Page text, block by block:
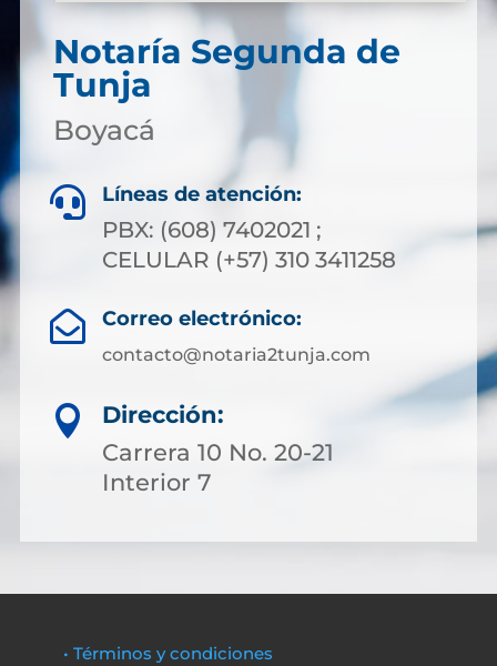
Notaría Segunda de
Tunja
Boyacá
 Líneas de atención:
PBX: (608) 7402021 ;
CELULAR (+57) 310 3411258
 Correo electrónico:
contacto@notaria2tunja.com

Dirección:
Carrera 10 No. 20-21
Interior 7
• Términos y condiciones